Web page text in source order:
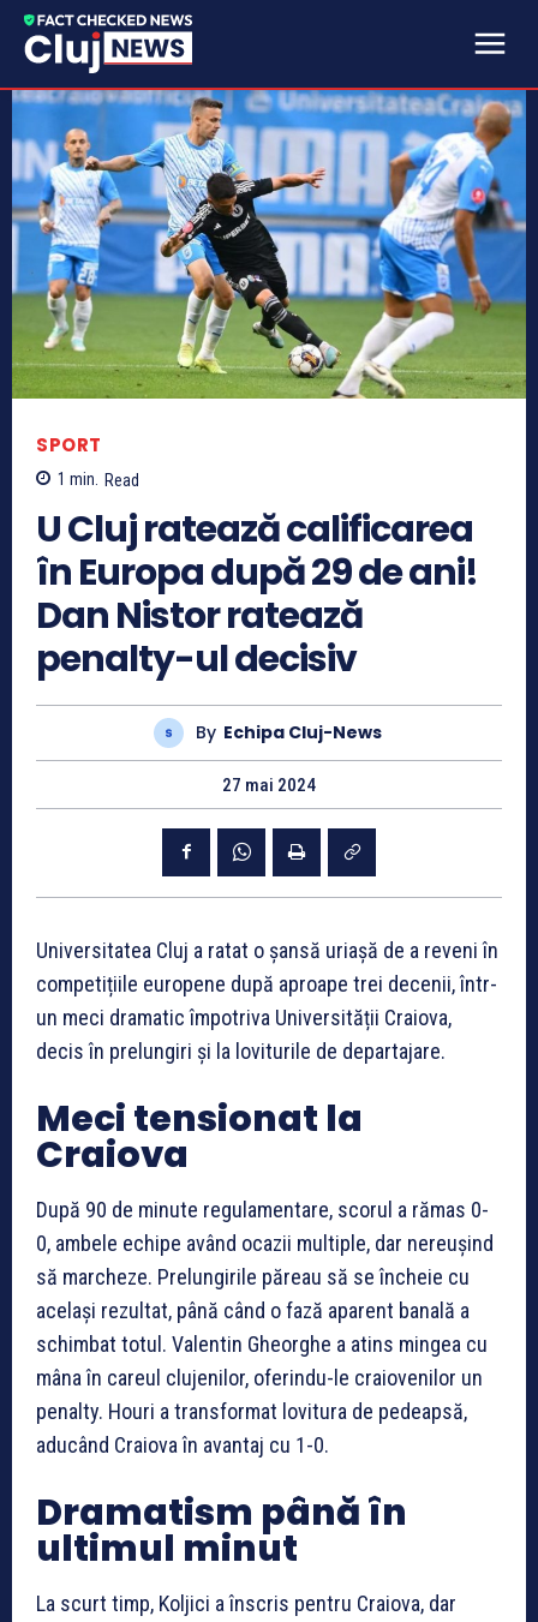
SPORT
1 min. Read
U Cluj ratează calificarea
în Europa după 29 de ani!
Dan Nistor ratează
penalty-ul decisiv
By Echipa Cluj-News
27 mai 2024
Universitatea Cluj a ratat o șansă uriașă de a reveni în
competițiile europene după aproape trei decenii, într-
un meci dramatic împotriva Universității Craiova,
decis în prelungiri și la loviturile de departajare.
Meci tensionat la
Craiova
După 90 de minute regulamentare, scorul a rămas 0-
0, ambele echipe având ocazii multiple, dar nereușind
să marcheze. Prelungirile păreau să se încheie cu
același rezultat, până când o fază aparent banală a
schimbat totul. Valentin Gheorghe a atins mingea cu
mâna în careul clujenilor, oferindu-le craiovenilor un
penalty. Houri a transformat lovitura de pedeapsă,
aducând Craiova în avantaj cu 1-0.
Dramatism până în
ultimul minut
La scurt timp, Koljici a înscris pentru Craiova, dar